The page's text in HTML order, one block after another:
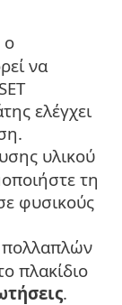
ο
να
ελέγχει
υλικού
τη
φυσικούς
πολλαπλών
πλακίδιο
.